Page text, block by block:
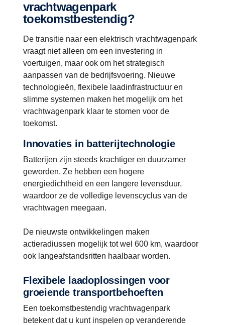
vrachtwagenpark
toekomstbestendig?
De transitie naar een elektrisch vrachtwagenpark
vraagt niet alleen om een investering in
voertuigen, maar ook om het strategisch
aanpassen van de bedrijfsvoering. Nieuwe
technologieën, flexibele laadinfrastructuur en
slimme systemen maken het mogelijk om het
vrachtwagenpark klaar te stomen voor de
toekomst.
Innovaties in batterijtechnologie
Batterijen zijn steeds krachtiger en duurzamer
geworden. Ze hebben een hogere
energiedichtheid en een langere levensduur,
waardoor ze de volledige levenscyclus van de
vrachtwagen meegaan​.
De nieuwste ontwikkelingen maken
actieradiussen mogelijk tot wel 600 km, waardoor
ook langeafstandsritten haalbaar worden.
Flexibele laadoplossingen voor
groeiende transportbehoeften
Een toekomstbestendig vrachtwagenpark
betekent dat u kunt inspelen op veranderende